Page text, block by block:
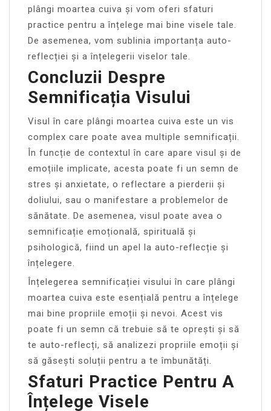
plângi moartea cuiva și vom oferi sfaturi
practice pentru a înțelege mai bine visele tale.
De asemenea, vom sublinia importanța auto-
reflecției și a înțelegerii viselor tale.
Concluzii Despre
Semnificația Visului
Visul în care plângi moartea cuiva este un vis
complex care poate avea multiple semnificații.
În funcție de contextul în care apare visul și de
emoțiile implicate, acesta poate fi un semn de
stres și anxietate, o reflectare a pierderii și
doliului, sau o manifestare a problemelor de
sănătate. De asemenea, visul poate avea o
semnificație emoțională, spirituală și
psihologică, fiind un apel la auto-reflecție și
înțelegere.
Înțelegerea semnificației visului în care plângi
moartea cuiva este esențială pentru a înțelege
mai bine propriile emoții și nevoi. Acest vis
poate fi un semn că trebuie să te oprești și să
te auto-reflecți, să analizezi propriile emoții și
să găsești soluții pentru a te îmbunătăți.
Sfaturi Practice Pentru A
Înțelege Visele